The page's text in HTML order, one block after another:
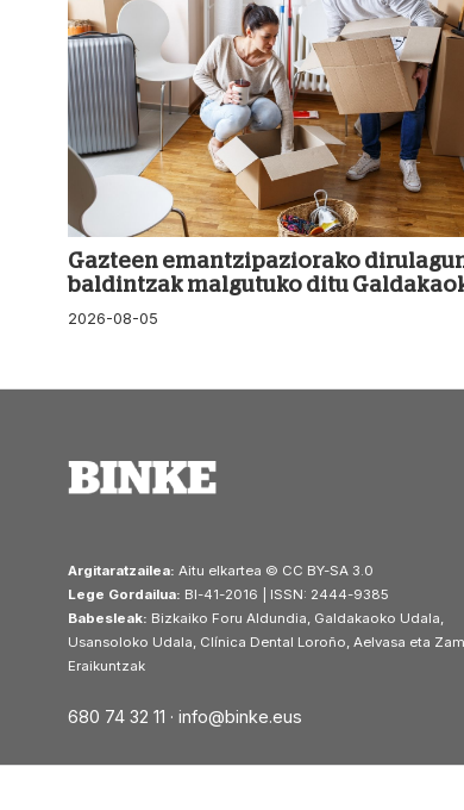
Gazteen emantzipaziorako
baldintzak malgutuko ditu
2026-08-05
Argitaratzailea: Aitu elkartea © CC BY-SA 3.0
Lege Gordailua: BI-41-2016 | ISSN: 2444-9385
Babesleak: Bizkaiko Foru Aldundia, Galdakaoko Udala,
Usansoloko Udala, Clínica Dental Loroño, Aelvasa eta
Eraikuntzak
680 74 32 11 · info@binke.eus